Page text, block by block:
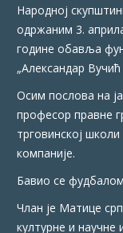
Народној
одржаним 3.
године обавља
„Александар
Осим послова на
професор правне
трговинској
компаније.
Бавио се
Члан је Матице
културне и научне